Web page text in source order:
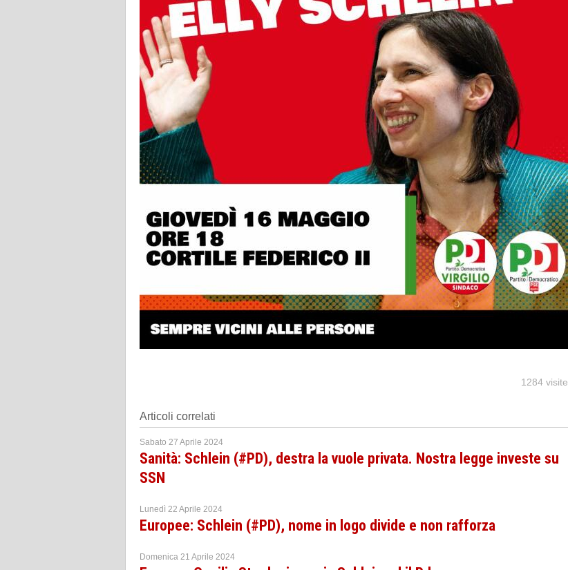
1284 visite
Articoli correlati
Sabato 27 Aprile 2024
Sanità: Schlein (#PD), destra la vuole privata. Nostra legge investe su
SSN
Lunedì 22 Aprile 2024
Europee: Schlein (#PD), nome in logo divide e non rafforza
Domenica 21 Aprile 2024